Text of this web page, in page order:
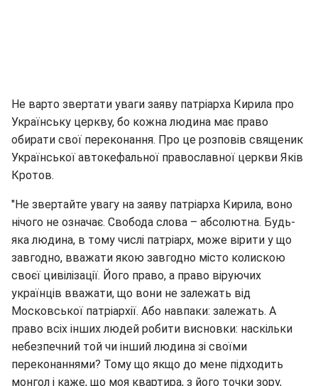
Не варто звертати уваги заяву патріарха Кирила про
Українську церкву, бо кожна людина має право
обирати свої переконання. Про це розповів священик
Української автокефальної православної церкви Яків
Кротов.
"Не звертайте увагу на заяву патріарха Кирила, воно
нічого не означає. Свобода слова – абсолютна. Будь-
яка людина, в тому числі патріарх, може вірити у що
завгодно, вважати якою завгодно місто колискою
своєї цивілізації. Його право, а право віруючих
українців вважати, що вони не залежать від
Московської патріархії. Або навпаки: залежать. А
право всіх інших людей робити висновки: наскільки
небезпечний той чи інший людина зі своїми
переконаннями? Тому що якщо до мене підходить
монгол і каже, що моя квартира, з його точки зору,